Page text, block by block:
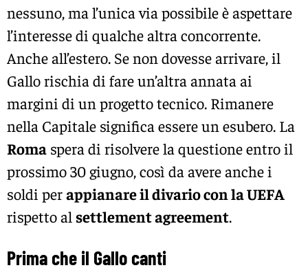
nessuno, ma l’unica via possibile è aspettare
l’interesse di qualche altra concorrente.
Anche all’estero. Se non dovesse arrivare, il
Gallo rischia di fare un’altra annata ai
margini di un progetto tecnico. Rimanere
nella Capitale significa essere un esubero. La
Roma spera di risolvere la questione entro il
prossimo 30 giugno, così da avere anche i
soldi perappianare il divario con la UEFA
rispetto al settlement agreement.
Prima che il Gallo canti